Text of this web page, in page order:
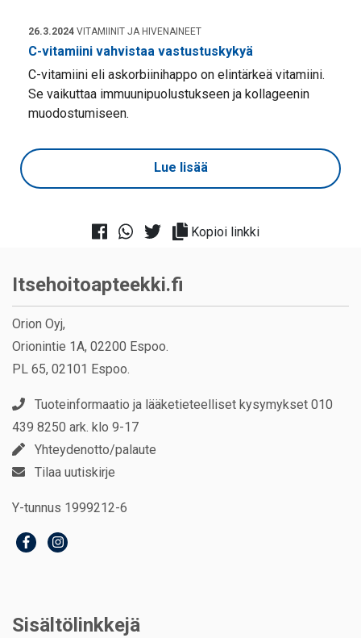
26.3.2024 VITAMIINIT JA HIVENAINEET
C-vitamiini vahvistaa vastustuskykyä
C-vitamiini eli askorbiinihappo on elintärkeä vitamiini.
Se vaikuttaa immuunipuolustukseen ja kollageenin
muodostumiseen.
Lue lisää
Kopioi linkki
Itsehoitoapteekki.fi
Orion Oyj,
Orionintie 1A, 02200 Espoo.
PL 65, 02101 Espoo.
Tuoteinformaatio ja lääketieteelliset kysymykset 010
439 8250 ark. klo 9-17
Yhteydenotto/palaute
Tilaa uutiskirje
Y-tunnus 1999212-6
Sisältölinkkejä